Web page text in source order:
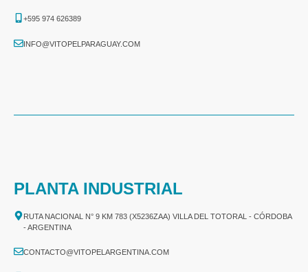
+595 974 626389
INFO@VITOPELPARAGUAY.COM
PLANTA INDUSTRIAL
RUTA NACIONAL N° 9 KM 783 (X5236ZAA) VILLA DEL TOTORAL - CÓRDOBA
- ARGENTINA
CONTACTO@VITOPELARGENTINA.COM